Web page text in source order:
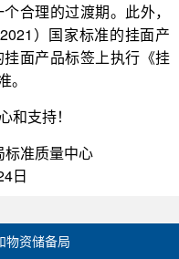
合理的过渡期。此外，
）国家标准的挂面产
面产品标签上执行《挂
和支持！
备局标准质量中心
5月24日
物资储备局